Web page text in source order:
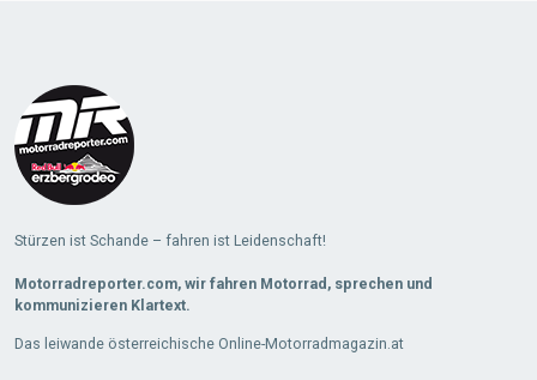
Stürzen ist Schande – fahren ist Leidenschaft!
Motorradreporter.com, wir fahren Motorrad, sprechen und
kommunizieren Klartext.
Das leiwande österreichische Online-Motorradmagazin.at